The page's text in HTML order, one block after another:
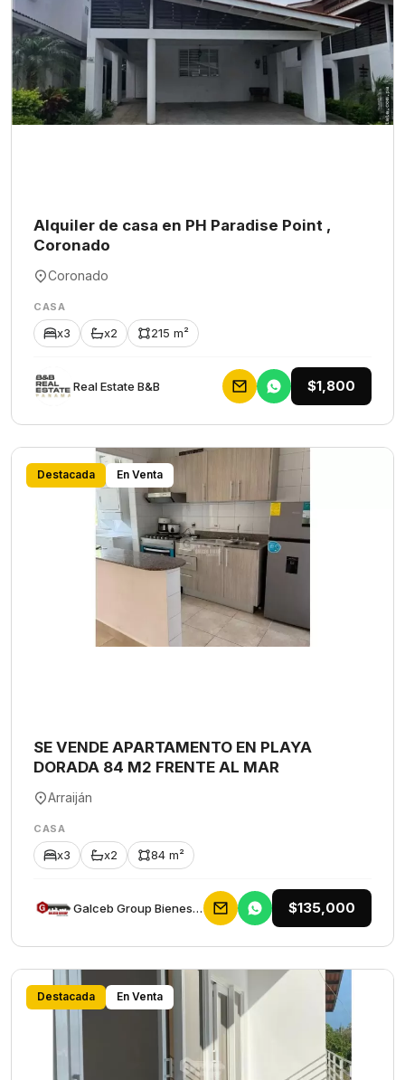
Alquiler de casa en PH Paradise Point ,
Coronado
Coronado
CASA
x3 x2 215 m²
Rеаl Еstаtе В&В $1,800
Destacada En Venta
SE VENDE APARTAMENTO EN PLAYA
DORADA 84 M2 FRENTE AL MAR
Arraiján
CASA
x3 x2 84 m²
Galceb Group Bienes Raices $135,000
Destacada En Venta